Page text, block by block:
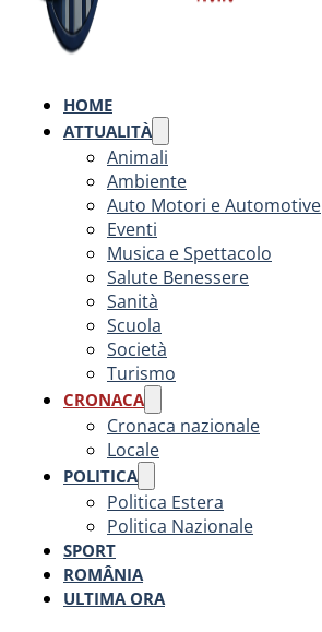
HOME
ATTUALITÀ
Animali
Ambiente
Auto Motori e Automotive
Eventi
Musica e Spettacolo
Salute Benessere
Sanità
Scuola
Società
Turismo
CRONACA
Cronaca nazionale
Locale
POLITICA
Politica Estera
Politica Nazionale
SPORT
ROMÂNIA
ULTIMA ORA